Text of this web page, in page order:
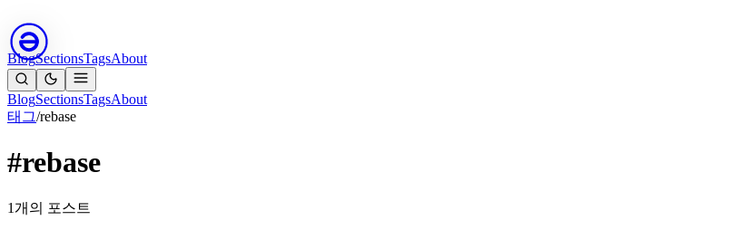
BlogSectionsTagsAbout
BlogSectionsTagsAbout
태그/rebase
#rebase
1개의 포스트